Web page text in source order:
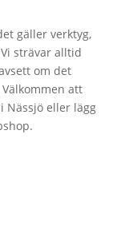
gäller verktyg,
strävar alltid
om det
att
Nässjö eller lägg